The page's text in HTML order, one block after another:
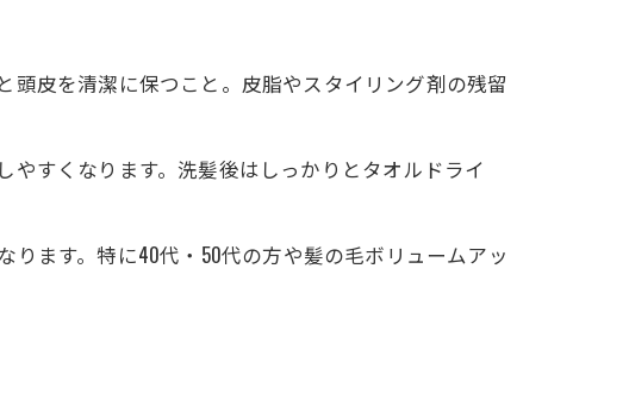
皮を清潔に保つこと。皮脂やスタイリング剤の残留
すくなります。洗髪後はしっかりとタオルドライ
ます。特に40代・50代の方や髪の毛ボリュームアッ